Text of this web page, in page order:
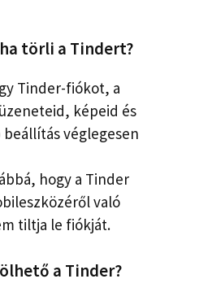
törli a Tindert?
Tinder-fiókot, a
képeid és
véglegesen
hogy a Tinder
való
tiltja le fiókját.
a Tinder?